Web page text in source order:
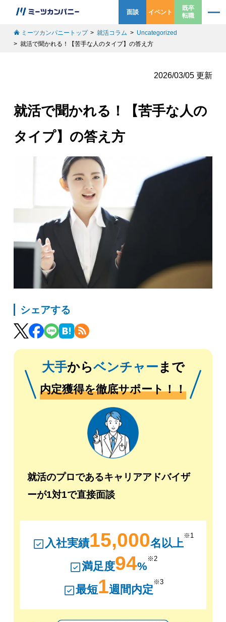
面談 イベント
既卒
転職
ミーツカンパニートップ 就活コラム
Uncategorized
就活で聞かれる！【苦手な人のタイプ】の答え方
2026/03/05 更新
就活で聞かれる！【苦手な人の
タイプ】の答え方
シェアする
大手からベンチャー まで
内定獲得を徹底サポート！！
就活のプロであるキャリアアドバイザ
ーが1対1で直接面談
入社実績15,000名以上
※1
満足度94%
※2
最短1週間内定
※3